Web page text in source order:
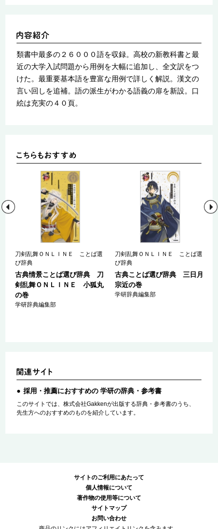
類書中最多の２６０００語を収録。高校の新教科書と最
近の大学入試問題から用例を大幅に追加し、全文訳をつ
けた。最重要基本語を豊富な用例で詳しく解説。漢文の
言い回しを追補。語の派生がわかる語義の扉を新設。口
絵は充実の４０頁。
刀剣乱舞ＯＮＬＩＮＥ ことば選
び辞典
古典情景ことば選び辞典 刀
剣乱舞ＯＮＬＩＮＥ 小狐丸
の巻
学研辞典編集部
刀剣乱舞ＯＮＬＩＮＥ ことば選
び辞典
古典ことば選び辞典 三日月
宗近の巻
学研辞典編集部
採用・推薦におすすめの 学研の辞典・参考書
このサイトでは、株式会社Gakkenが出版する辞典・参考書のうち、
先生方へのおすすめのものを紹介しています。
サイトのご利用にあたって
個人情報について
著作物の使用等について
サイトマップ
お問い合わせ